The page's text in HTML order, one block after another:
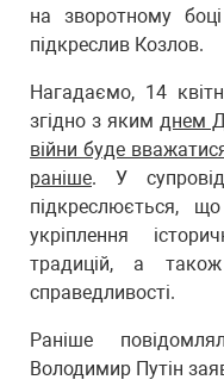
на зворотному
підкреслив Козлов.
Нагадаємо, 14
згідно з яким днем
війни буде
раніше. У
підкреслюється,
укріплення
традицій, а
справедливості.
Раніше
Володимир Путін